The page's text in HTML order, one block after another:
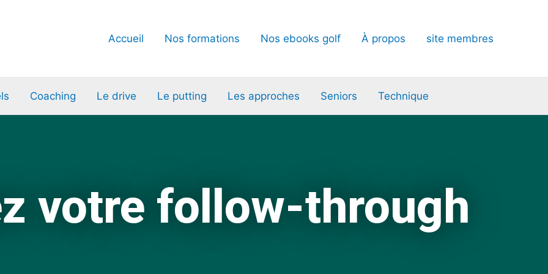
Accueil Nos formations Nos ebooks golf À propos site membres
Coaching Le drive Le putting Les approches Seniors Technique
votre follow-through